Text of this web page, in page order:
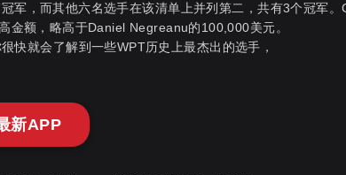
军，而其他六名选手在该清单上并列第二，共有3个冠军。
金额，略高于Daniel Negreanu的100,000美元。
快就会了解到一些WPT历史上最杰出的选手，
新APP